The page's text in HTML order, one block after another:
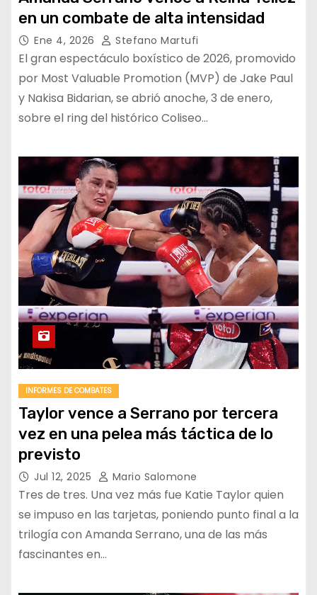
en un combate de alta intensidad
Ene 4, 2026 Stefano Martufi
El gran espectáculo boxístico de 2026, promovido
por Most Valuable Promotion (MVP) de Jake Paul
y Nakisa Bidarian, se abrió anoche, 3 de enero,
sobre el ring del histórico Coliseo…
INFORMES DE COMBATES
Taylor vence a Serrano por tercera
vez en una pelea más táctica de lo
previsto
Jul 12, 2025 Mario Salomone
Tres de tres. Una vez más fue Katie Taylor quien
se impuso en las tarjetas, poniendo punto final a la
trilogía con Amanda Serrano, una de las más
fascinantes en…